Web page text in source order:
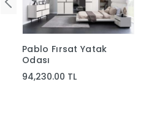
Pablo Fırsat Yatak
Odası
94,230.00 TL